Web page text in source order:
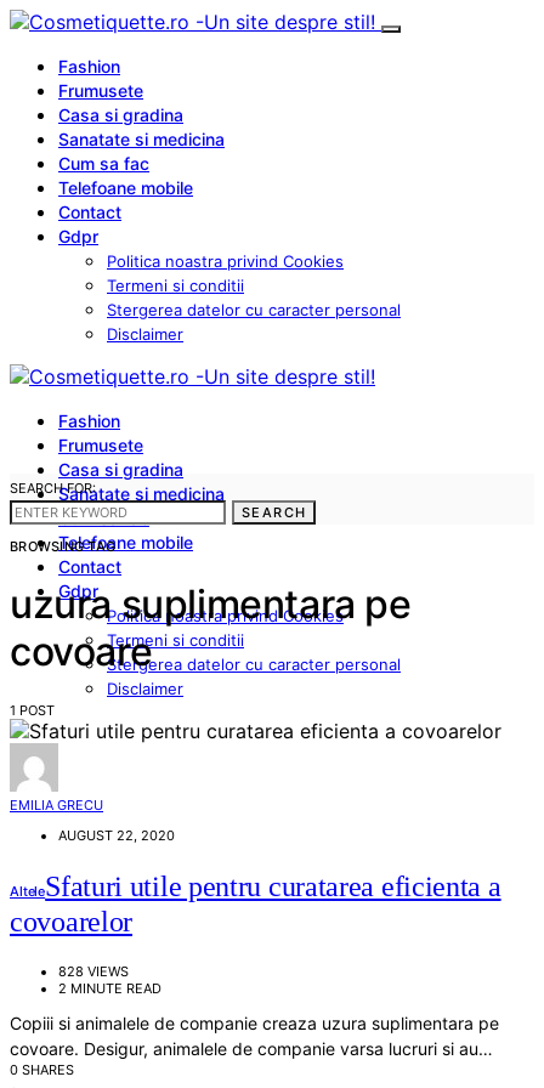
Fashion
Frumusete
Casa si gradina
Sanatate si medicina
Cum sa fac
Telefoane mobile
Contact
Gdpr
Politica noastra privind Cookies
Termeni si conditii
Stergerea datelor cu caracter personal
Disclaimer
Fashion
Frumusete
Casa si gradina
Sanatate si medicina
Cum sa fac
Telefoane mobile
Contact
Gdpr
Politica noastra privind Cookies
Termeni si conditii
Stergerea datelor cu caracter personal
Disclaimer
SEARCH FOR:
SEARCH
BROWSING TAG
uzura suplimentara pe
covoare
1 POST
EMILIA GRECU
AUGUST 22, 2020
AlteleSfaturi utile pentru curatarea eficienta a
covoarelor
828 VIEWS
2 MINUTE READ
Copiii si animalele de companie creaza uzura suplimentara pe
covoare. Desigur, animalele de companie varsa lucruri si au…
0 SHARES